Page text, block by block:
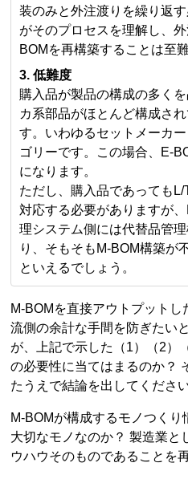
装のみと外注渡りを繰り返
がそのプロセスを理解し、
BOMを再構築することは至
3. 低難度
購入品が製品の構成の多く
カ系部品がほとんど構成さ
す。いわゆるセットメーカ
ゴリーです。この場合、E-
になります。
ただし、購入品であっても
対応する必要がありますが
理システム側には代替品管
り、そもそもM-BOM構築が
といえるでしょう。
M-BOMを直接アウトプット
流側の余計な手間を防ぎたい
が、上記で示した（1）（2）
の必要性に当てはまるのか？
たうえで結論を出してください
M-BOMが構成するモノつく
大切なモノなのか？ 製造業と
ウハウそのものであることを